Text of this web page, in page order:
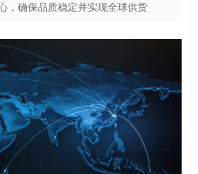
，确保品质稳定并实现全球供货